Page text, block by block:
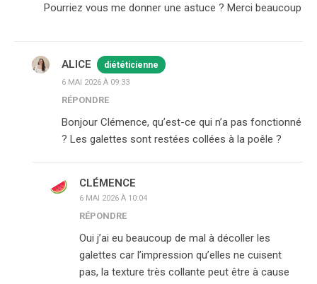
Pourriez vous me donner une astuce ? Merci beaucoup
ALICE diététicienne
6 MAI 2026 À 09:33
RÉPONDRE
Bonjour Clémence, qu’est-ce qui n’a pas fonctionné
? Les galettes sont restées collées à la poêle ?
CLÉMENCE
6 MAI 2026 À 10:04
RÉPONDRE
Oui j’ai eu beaucoup de mal à décoller les
galettes car l’impression qu’elles ne cuisent
pas, la texture très collante peut être à cause